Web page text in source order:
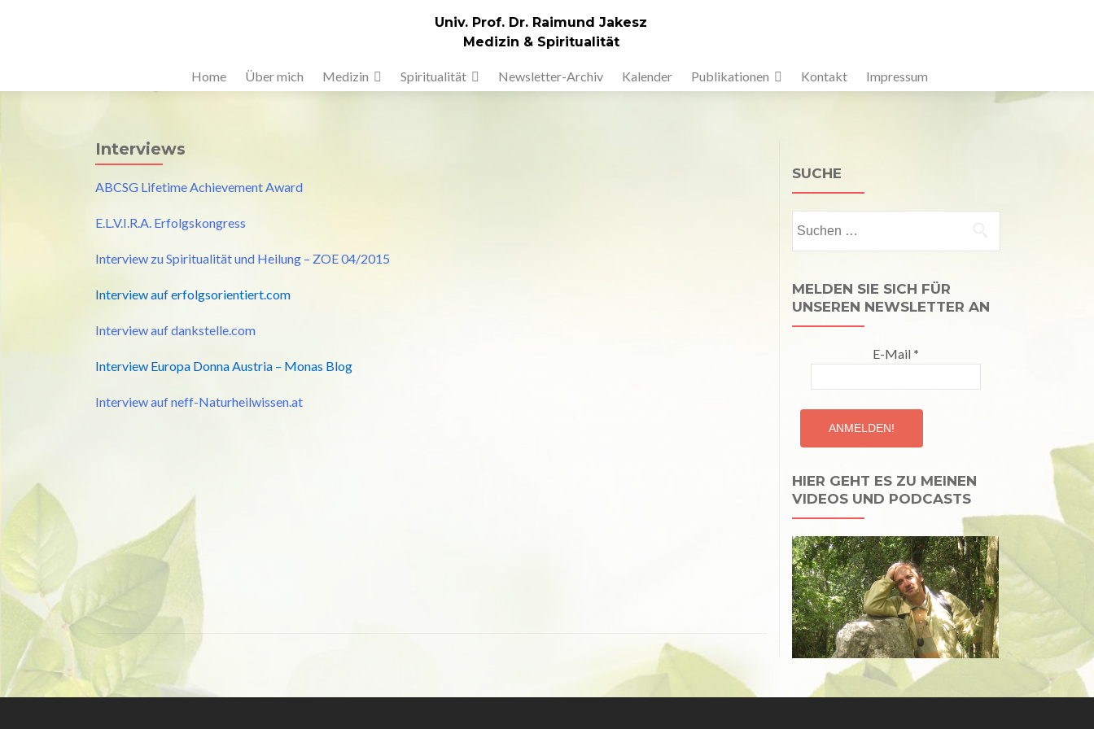
Univ. Prof. Dr. Raimund Jakesz
Medizin & Spiritualität
Home Über mich Medizin Spiritualität Newsletter-Archiv Kalender Publikationen Kontakt Impressum
Interviews
ABCSG Lifetime Achievement Award
E.L.V.I.R.A. Erfolgskongress
Interview zu Spiritualität und Heilung – ZOE 04/2015
Interview auf erfolgsorientiert.com
Interview auf dankstelle.com
Interview Europa Donna Austria – Monas Blog
Interview auf neff-Naturheilwissen.at
SUCHE
nach:
MELDEN SIE SICH FÜR
UNSEREN NEWSLETTER AN
E-Mail *
HIER GEHT ES ZU MEINEN
VIDEOS UND PODCASTS